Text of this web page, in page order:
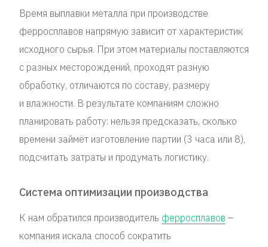
Время выплавки металла при производстве
ферросплавов напрямую зависит от характеристик
исходного сырья. При этом материалы поставляются
с разных месторождений, проходят разную
обработку, отличаются по составу, размеру
и влажности. В результате компаниям сложно
планировать работу: нельзя предсказать, сколько
времени займёт изготовление партии (3 часа или 8),
подсчитать затраты и продумать логистику.
Система оптимизации производства
К нам обратился производитель ферросплавов –
компания искала способ сократить